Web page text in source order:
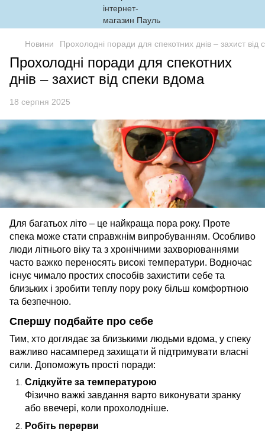
Новини Прохолодні поради для спекотних днів – захист від
Прохолодні поради для спекотних
днів – захист від спеки вдома
18 серпня 2025
Для багатьох літо – це найкраща пора року. Проте
спека може стати справжнім випробуванням. Особливо
люди літнього віку та з хронічними захворюваннями
часто важко переносять високі температури. Водночас
існує чимало простих способів захистити себе та
близьких і зробити теплу пору року більш комфортною
та безпечною.
Спершу подбайте про себе
Тим, хто доглядає за близькими людьми вдома, у спеку
важливо насамперед захищати й підтримувати власні
сили. Допоможуть прості поради:
Слідкуйте за температурою
Фізично важкі завдання варто виконувати зранку
або ввечері, коли прохолодніше.
Робіть перерви